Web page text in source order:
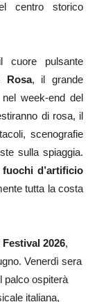
centro storico
pulsante
Rosa, il grande
week-end del
di rosa, il
scenografie
sulla spiaggia.
fuochi d’artificio
tutta la costa
2026,
Venerdì sera
palco ospiterà
italiana,